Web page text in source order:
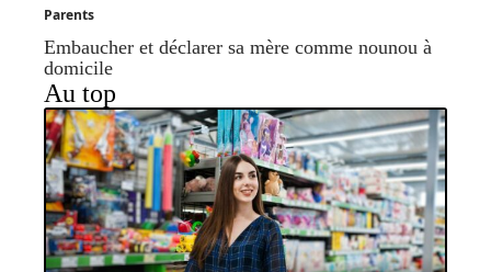
Parents
Embaucher et déclarer sa mère comme nounou à
domicile
Au top